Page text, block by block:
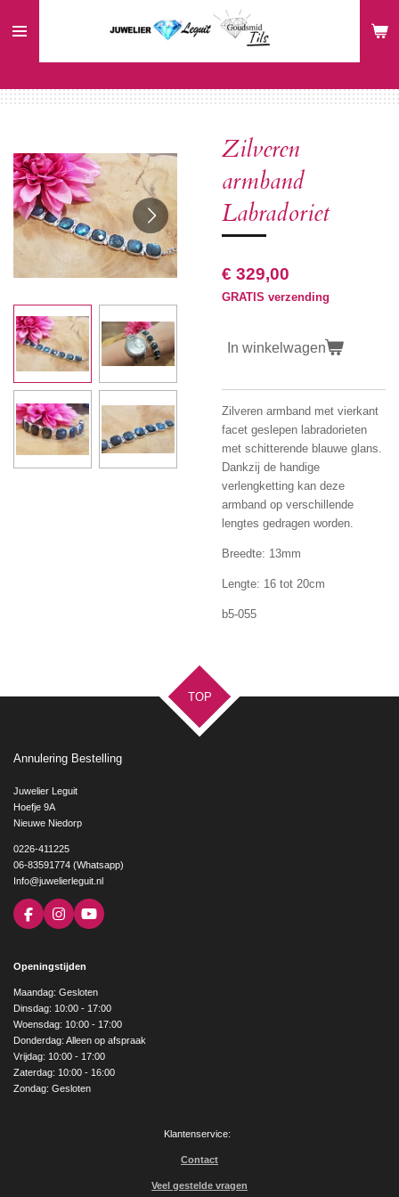
direct
hoofdinhoud
Zilveren
armband
Labradoriet
€ 329,00
GRATIS verzending
In winkelwagen
Zilveren armband met vierkant
facet geslepen labradorieten
met schitterende blauwe glans.
Dankzij de handige
verlengketting kan deze
armband op verschillende
lengtes gedragen worden.
Breedte: 13mm
Lengte: 16 tot 20cm
b5-055
TOP
Annulering Bestelling
Juwelier Leguit
Hoefje 9A
Nieuwe Niedorp
0226-411225
06-83591774 (Whatsapp)
Info@juwelierleguit.nl
F
a
b
o
k
I
n
a
g
r
a
m
Y
o
e
Openingstijden
Maandag: Gesloten
Dinsdag: 10:00 - 17:00
Woensdag: 10:00 - 17:00
Donderdag: Alleen op afspraak
Vrijdag: 10:00 - 17:00
Zaterdag: 10:00 - 16:00
Zondag: Gesloten
Klantenservice:
Contact
Veel gestelde vragen